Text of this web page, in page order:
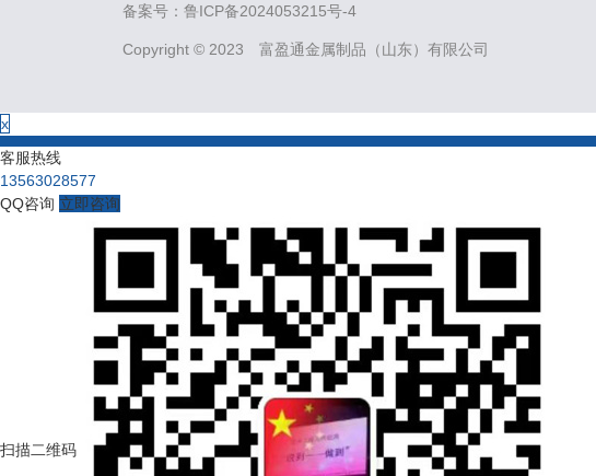
备案号： 鲁ICP备2024053215号-4
Copyright © 2023 富盈通金属制品（山东）有限公司
x
客服热线
13563028577
QQ咨询 立即咨询
扫描二维码